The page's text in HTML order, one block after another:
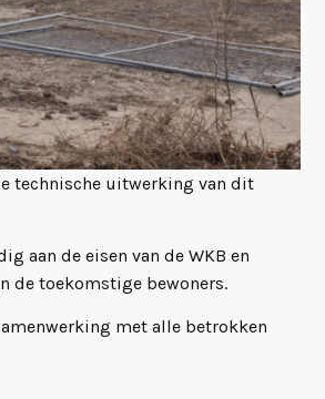
technische uitwerking van dit
aan de eisen van de WKB en
de toekomstige bewoners.
met alle betrokken